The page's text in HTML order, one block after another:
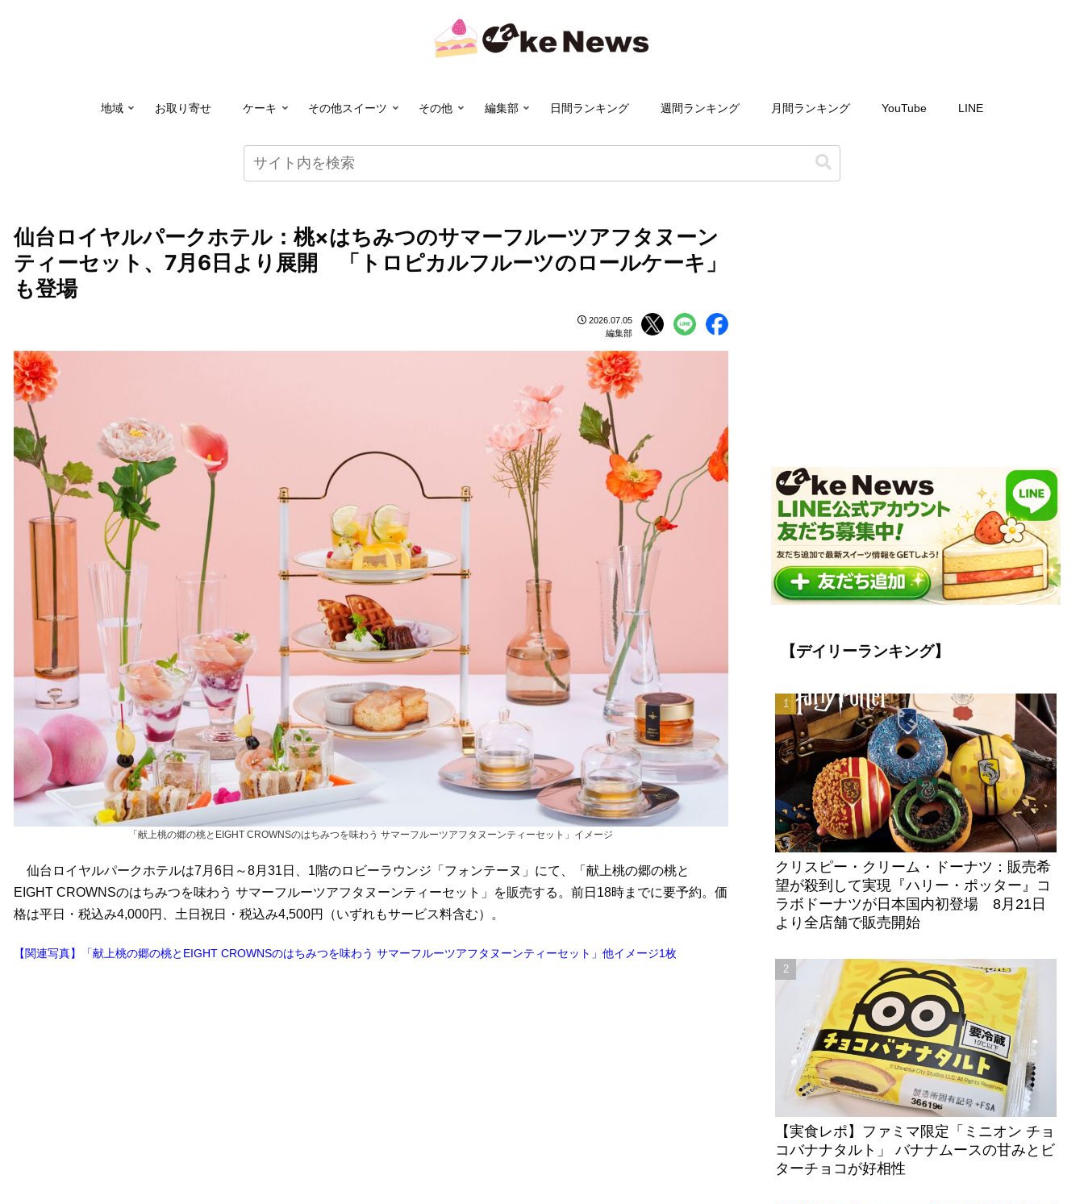
地域 お取り寄せ ケーキ その他スイーツ その他 編集部 日間ランキング 週間ランキング 月間ランキング YouTube LINE
仙台ロイヤルパークホテル：桃×はちみつのサマーフルーツアフタヌーン
ティーセット、7月6日より展開 「トロピカルフルーツのロールケーキ」
も登場
2026.07.05
編集部
「献上桃の郷の桃とEIGHT CROWNSのはちみつを味わう サマーフルーツアフタヌーンティーセット」イメージ
仙台ロイヤルパークホテルは7月6日～8月31日、1階のロビーラウンジ「フォンテーヌ」にて、「献上桃の郷の桃と
EIGHT CROWNSのはちみつを味わう サマーフルーツアフタヌーンティーセット」を販売する。前日18時までに要予約。価
格は平日・税込み4,000円、土日祝日・税込み4,500円（いずれもサービス料含む）。
【関連写真】「献上桃の郷の桃とEIGHT CROWNSのはちみつを味わう サマーフルーツアフタヌーンティーセット」他イメージ1枚
【デイリーランキング】
クリスピー・クリーム・ドーナツ：販売希
望が殺到して実現『ハリー・ポッター』コ
ラボドーナツが日本国内初登場 8月21日
より全店舗で販売開始
【実食レポ】ファミマ限定「ミニオン チョ
コバナナタルト」 バナナムースの甘みとビ
ターチョコが好相性